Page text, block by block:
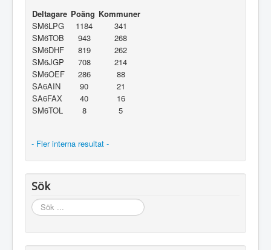
Deltagare Poäng Kommuner
SM6LPG
1184
341
SM6TOB
943
268
SM6DHF
819
262
SM6JGP
708
214
SM6OEF
286
88
SA6AIN
90
21
SA6FAX
40
16
SM6TOL
8 5
- Fler interna resultat -
Sök
Sök
...